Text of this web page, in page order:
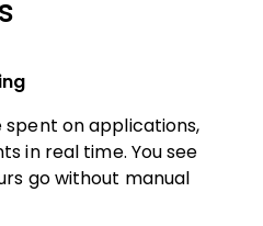
spent on applications,
in real time. You see
go without manual